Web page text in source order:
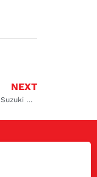
NEXT
Bengkel AC Mobil Suzuki Ngagel, Servis AC Mobil Jadi Lebih Puas di Dokter Mobil